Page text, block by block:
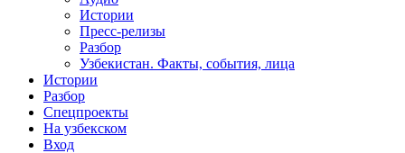
Истории
Пресс-релизы
Разбор
Узбекистан. Факты, события, лица
Истории
Разбор
Спецпроекты
На узбекском
Вход